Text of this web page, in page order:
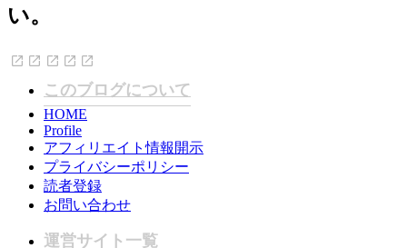
い。
このブログについて
HOME
Profile
アフィリエイト情報開示
プライバシーポリシー
読者登録
お問い合わせ
運営サイト一覧